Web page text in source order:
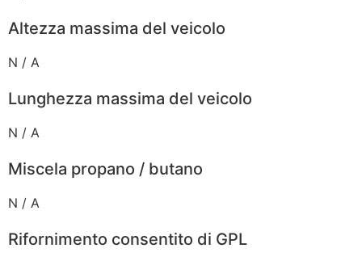
Altezza massima del veicolo
N / A
Lunghezza massima del veicolo
N / A
Miscela propano / butano
N / A
Rifornimento consentito di GPL